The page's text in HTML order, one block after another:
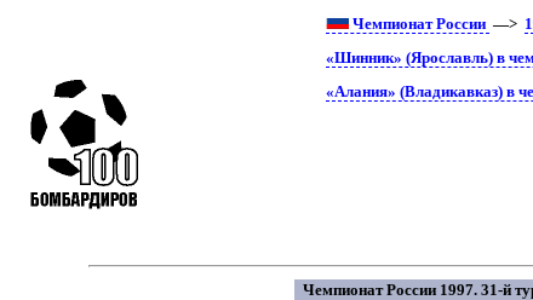
Чемпионат России —>
«Шинник» (Ярославль) в
«Алания» (Владикавказ) в
Чемпионат России 1997. 31-й